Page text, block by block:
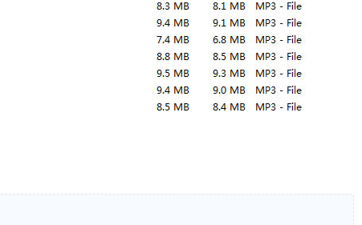
头
键
增
高
或